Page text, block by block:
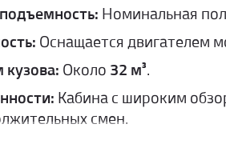
Номинальная
Оснащается двигателем
Около32 м³.
Кабина с широким
смен.